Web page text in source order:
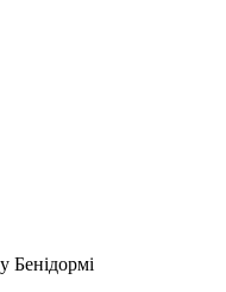
Бенідормі